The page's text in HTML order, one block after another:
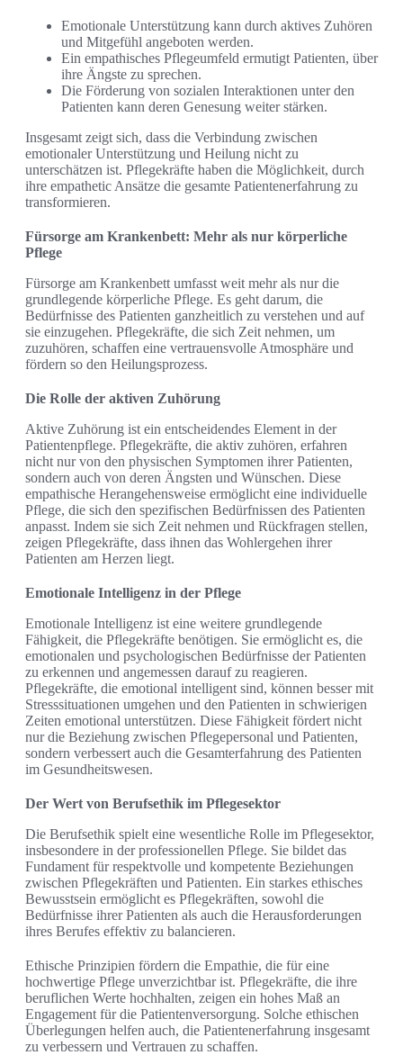
Emotionale Unterstützung kann durch aktives Zuhören
und Mitgefühl angeboten werden.
Ein empathisches Pflegeumfeld ermutigt Patienten, über
ihre Ängste zu sprechen.
Die Förderung von sozialen Interaktionen unter den
Patienten kann deren Genesung weiter stärken.
Insgesamt zeigt sich, dass die Verbindung zwischen
emotionaler Unterstützung und Heilung nicht zu
unterschätzen ist. Pflegekräfte haben die Möglichkeit, durch
ihre empathetic Ansätze die gesamte Patientenerfahrung zu
transformieren.
Fürsorge am Krankenbett: Mehr als nur körperliche
Pflege
Fürsorge am Krankenbett umfasst weit mehr als nur die
grundlegende körperliche Pflege. Es geht darum, die
Bedürfnisse des Patienten ganzheitlich zu verstehen und auf
sie einzugehen. Pflegekräfte, die sich Zeit nehmen, um
zuzuhören, schaffen eine vertrauensvolle Atmosphäre und
fördern so den Heilungsprozess.
Die Rolle der aktiven Zuhörung
Aktive Zuhörung ist ein entscheidendes Element in der
Patientenpflege. Pflegekräfte, die aktiv zuhören, erfahren
nicht nur von den physischen Symptomen ihrer Patienten,
sondern auch von deren Ängsten und Wünschen. Diese
empathische Herangehensweise ermöglicht eine individuelle
Pflege, die sich den spezifischen Bedürfnissen des Patienten
anpasst. Indem sie sich Zeit nehmen und Rückfragen stellen,
zeigen Pflegekräfte, dass ihnen das Wohlergehen ihrer
Patienten am Herzen liegt.
Emotionale Intelligenz in der Pflege
Emotionale Intelligenz ist eine weitere grundlegende
Fähigkeit, die Pflegekräfte benötigen. Sie ermöglicht es, die
emotionalen und psychologischen Bedürfnisse der Patienten
zu erkennen und angemessen darauf zu reagieren.
Pflegekräfte, die emotional intelligent sind, können besser mit
Stresssituationen umgehen und den Patienten in schwierigen
Zeiten emotional unterstützen. Diese Fähigkeit fördert nicht
nur die Beziehung zwischen Pflegepersonal und Patienten,
sondern verbessert auch die Gesamterfahrung des Patienten
im Gesundheitswesen.
Der Wert von Berufsethik im Pflegesektor
Die Berufsethik spielt eine wesentliche Rolle im Pflegesektor,
insbesondere in der professionellen Pflege. Sie bildet das
Fundament für respektvolle und kompetente Beziehungen
zwischen Pflegekräften und Patienten. Ein starkes ethisches
Bewusstsein ermöglicht es Pflegekräften, sowohl die
Bedürfnisse ihrer Patienten als auch die Herausforderungen
ihres Berufes effektiv zu balancieren.
Ethische Prinzipien fördern die Empathie, die für eine
hochwertige Pflege unverzichtbar ist. Pflegekräfte, die ihre
beruflichen Werte hochhalten, zeigen ein hohes Maß an
Engagement für die Patientenversorgung. Solche ethischen
Überlegungen helfen auch, die Patientenerfahrung insgesamt
zu verbessern und Vertrauen zu schaffen.